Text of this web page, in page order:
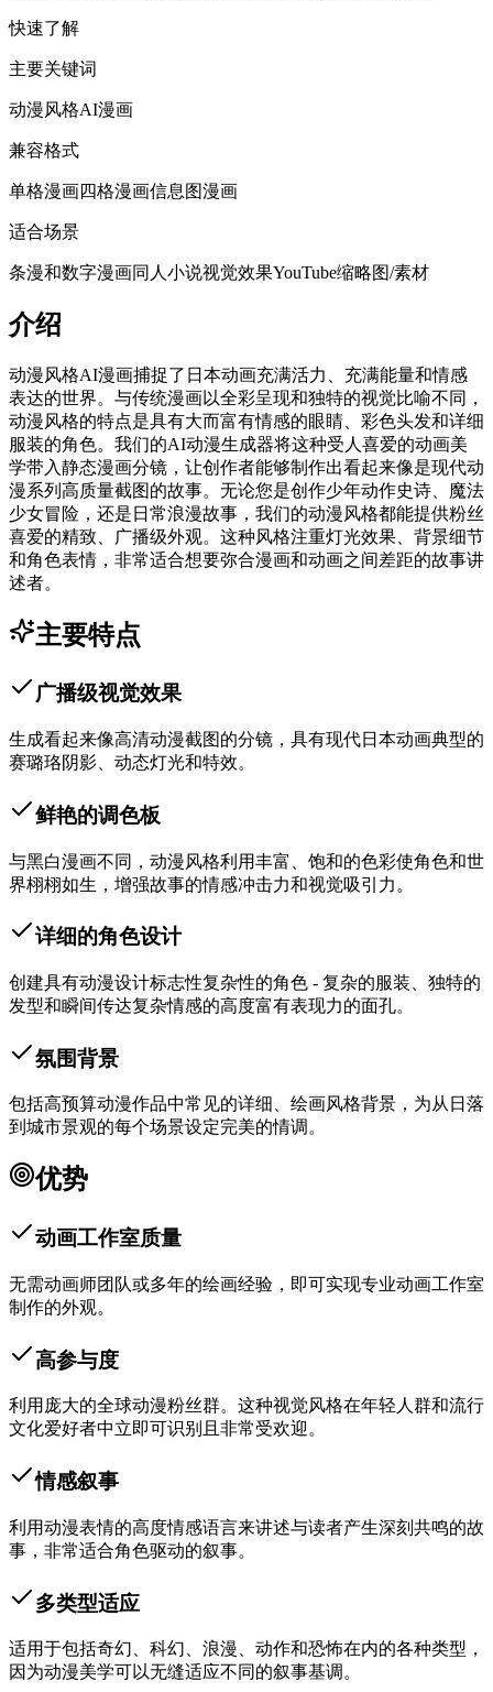
快速了解
主要关键词
动漫风格AI漫画
兼容格式
单格漫画四格漫画信息图漫画
适合场景
条漫和数字漫画同人小说视觉效果YouTube缩略图/素材
介绍
动漫风格AI漫画捕捉了日本动画充满活力、充满能量和情感
表达的世界。与传统漫画以全彩呈现和独特的视觉比喻不同，
动漫风格的特点是具有大而富有情感的眼睛、彩色头发和详细
服装的角色。我们的AI动漫生成器将这种受人喜爱的动画美
学带入静态漫画分镜，让创作者能够制作出看起来像是现代动
漫系列高质量截图的故事。无论您是创作少年动作史诗、魔法
少女冒险，还是日常浪漫故事，我们的动漫风格都能提供粉丝
喜爱的精致、广播级外观。这种风格注重灯光效果、背景细节
和角色表情，非常适合想要弥合漫画和动画之间差距的故事讲
述者。
主要特点
广播级视觉效果
生成看起来像高清动漫截图的分镜，具有现代日本动画典型的
赛璐珞阴影、动态灯光和特效。
鲜艳的调色板
与黑白漫画不同，动漫风格利用丰富、饱和的色彩使角色和世
界栩栩如生，增强故事的情感冲击力和视觉吸引力。
详细的角色设计
创建具有动漫设计标志性复杂性的角色 - 复杂的服装、独特的
发型和瞬间传达复杂情感的高度富有表现力的面孔。
氛围背景
包括高预算动漫作品中常见的详细、绘画风格背景，为从日落
到城市景观的每个场景设定完美的情调。
优势
动画工作室质量
无需动画师团队或多年的绘画经验，即可实现专业动画工作室
制作的外观。
高参与度
利用庞大的全球动漫粉丝群。这种视觉风格在年轻人群和流行
文化爱好者中立即可识别且非常受欢迎。
情感叙事
利用动漫表情的高度情感语言来讲述与读者产生深刻共鸣的故
事，非常适合角色驱动的叙事。
多类型适应
适用于包括奇幻、科幻、浪漫、动作和恐怖在内的各种类型，
因为动漫美学可以无缝适应不同的叙事基调。